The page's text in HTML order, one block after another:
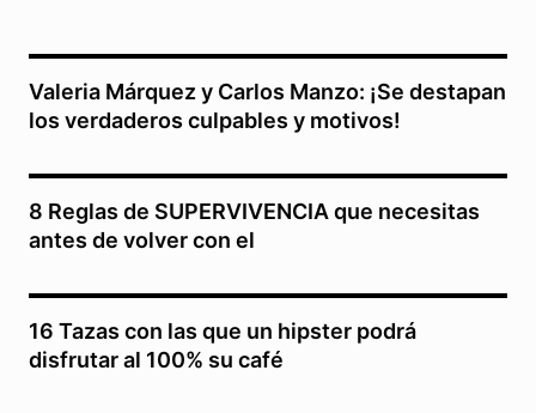
Valeria Márquez y Carlos Manzo: ¡Se destapan
los verdaderos culpables y motivos!
8 Reglas de SUPERVIVENCIA que necesitas
antes de volver con el
16 Tazas con las que un hipster podrá
disfrutar al 100% su café